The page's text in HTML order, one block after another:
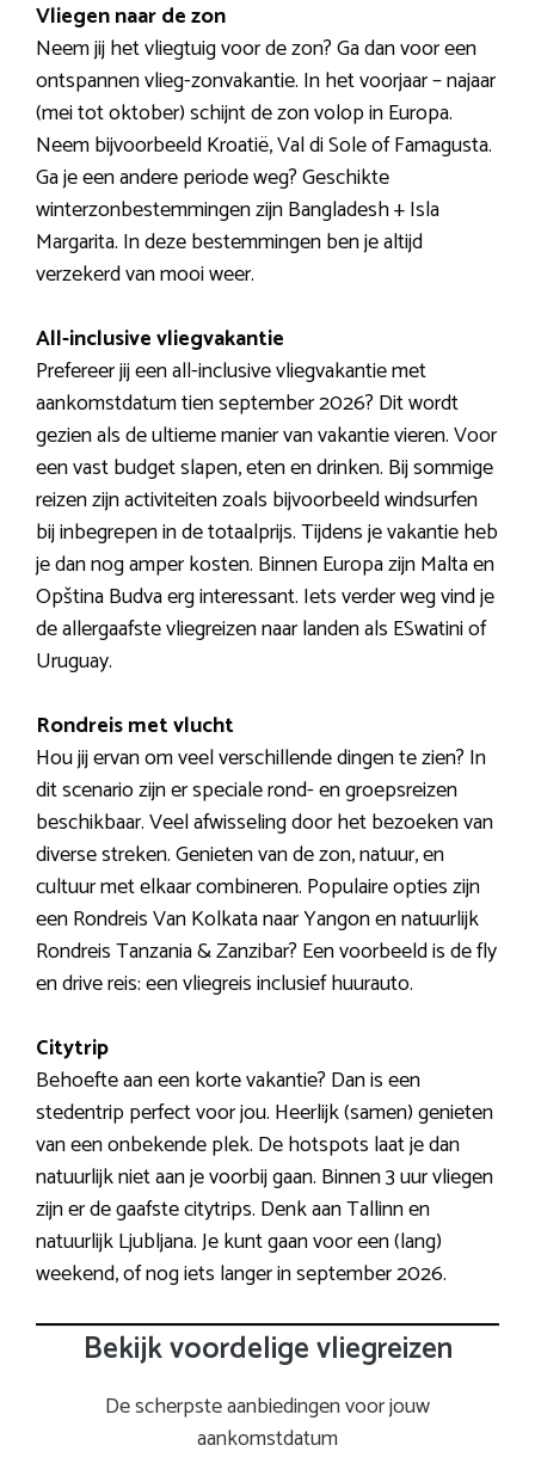
Vliegen naar de zon
Neem jij het vliegtuig voor de zon? Ga dan voor een
ontspannen vlieg-zonvakantie. In het voorjaar – najaar
(mei tot oktober) schijnt de zon volop in Europa.
Neem bijvoorbeeld Kroatië, Val di Sole of Famagusta.
Ga je een andere periode weg? Geschikte
winterzonbestemmingen zijn Bangladesh + Isla
Margarita. In deze bestemmingen ben je altijd
verzekerd van mooi weer.
All-inclusive vliegvakantie
Prefereer jij een all-inclusive vliegvakantie met
aankomstdatum tien september 2026? Dit wordt
gezien als de ultieme manier van vakantie vieren. Voor
een vast budget slapen, eten en drinken. Bij sommige
reizen zijn activiteiten zoals bijvoorbeeld windsurfen
bij inbegrepen in de totaalprijs. Tijdens je vakantie heb
je dan nog amper kosten. Binnen Europa zijn Malta en
Opština Budva erg interessant. Iets verder weg vind je
de allergaafste vliegreizen naar landen als ESwatini of
Uruguay.
Rondreis met vlucht
Hou jij ervan om veel verschillende dingen te zien? In
dit scenario zijn er speciale rond- en groepsreizen
beschikbaar. Veel afwisseling door het bezoeken van
diverse streken. Genieten van de zon, natuur, en
cultuur met elkaar combineren. Populaire opties zijn
een Rondreis Van Kolkata naar Yangon en natuurlijk
Rondreis Tanzania & Zanzibar? Een voorbeeld is de fly
en drive reis: een vliegreis inclusief huurauto.
Citytrip
Behoefte aan een korte vakantie? Dan is een
stedentrip perfect voor jou. Heerlijk (samen) genieten
van een onbekende plek. De hotspots laat je dan
natuurlijk niet aan je voorbij gaan. Binnen 3 uur vliegen
zijn er de gaafste citytrips. Denk aan Tallinn en
natuurlijk Ljubljana. Je kunt gaan voor een (lang)
weekend, of nog iets langer in september 2026.
Bekijk voordelige vliegreizen
De scherpste aanbiedingen voor jouw
aankomstdatum